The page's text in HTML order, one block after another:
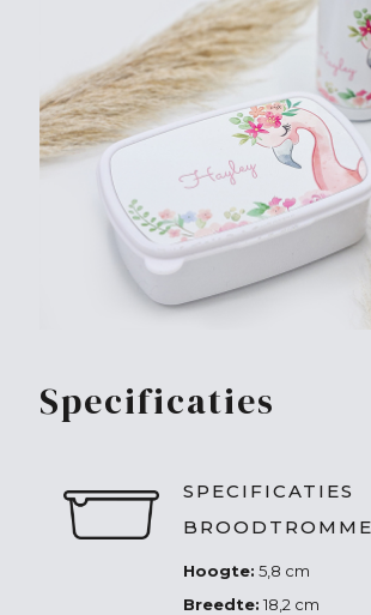
Specificaties
SPECIFICATIES
Hoogte: 5,8 cm
Breedte: 18,2 cm